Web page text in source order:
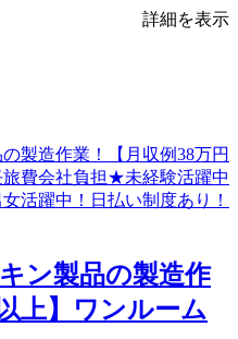
詳細を表示
ン製品の製造作
上】ワンルーム